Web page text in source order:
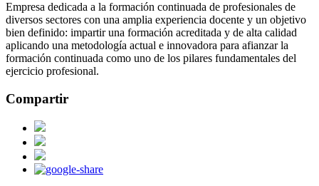
Empresa dedicada a la formación continuada de profesionales de
diversos sectores con una amplia experiencia docente y un objetivo
bien definido: impartir una formación acreditada y de alta calidad
aplicando una metodología actual e innovadora para afianzar la
formación continuada como uno de los pilares fundamentales del
ejercicio profesional.
Compartir